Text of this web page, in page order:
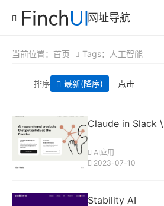
网址导航
当前位置： 首页 Tags：人工智能
排序 最新(降序) 点击
Claude in Slack
AI应用
2023-07-10
Stability AI